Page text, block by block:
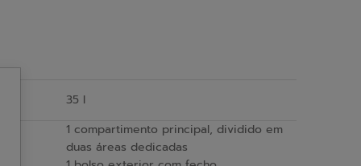
35 l
1 compartimento principal, dividido em
duas áreas dedicadas